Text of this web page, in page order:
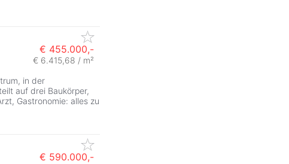
€ 455.000,-
€ 6.415,68 / m²
in der
auf drei Baukörper,
Gastronomie: alles zu
€ 590.000,-